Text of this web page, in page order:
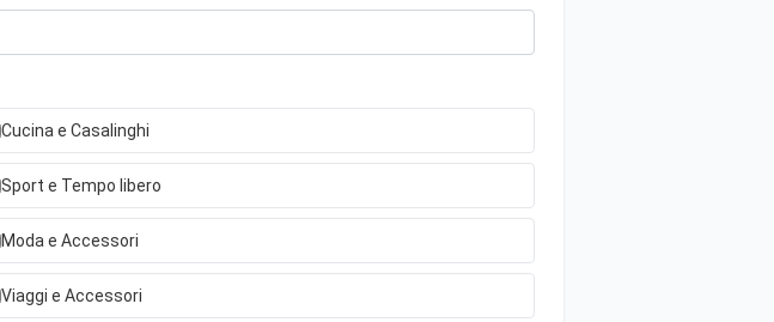
Cucina e Casalinghi
Sport e Tempo libero
Moda e Accessori
Viaggi e Accessori